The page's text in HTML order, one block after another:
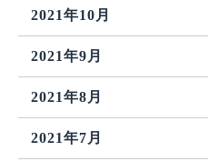
2021年10月
2021年9月
2021年8月
2021年7月